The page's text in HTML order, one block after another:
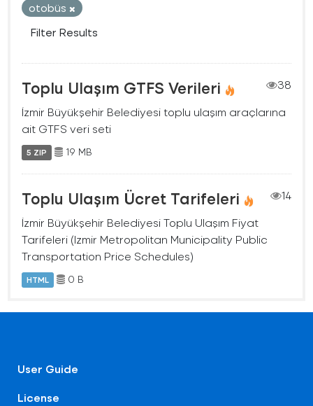
otobüs
Filter Results
Toplu Ulaşım GTFS Verileri
38
İzmir Büyükşehir Belediyesi toplu ulaşım araçlarına
ait GTFS veri seti
5 ZIP 19 MB
Toplu Ulaşım Ücret Tarifeleri
14
İzmir Büyükşehir Belediyesi Toplu Ulaşım Fiyat
Tarifeleri (Izmir Metropolitan Municipality Public
Transportation Price Schedules)
HTML 0 B
User Guide
License